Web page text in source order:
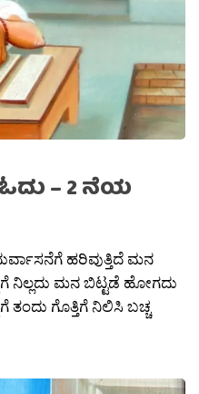
– 2 ನೆಯ
ಹರಿವುತ್ತಿದೆ ಮನ
ನಿಲ್ಲದು ಮನ ಬಿಟ್ಟಡೆ ಹೋಗದು
ಗೊತ್ತಿಗೆ ನಿಲಿಸಿ ಬಚ್ಚ